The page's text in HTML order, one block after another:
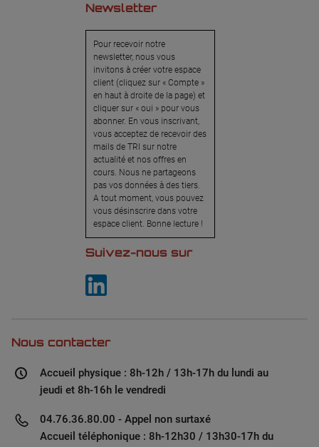
Newsletter
Pour recevoir notre
newsletter, nous vous
invitons à créer votre espace
client (cliquez sur « Compte »
en haut à droite de la page) et
cliquer sur « oui » pour vous
abonner. En vous inscrivant,
vous acceptez de recevoir des
mails de TRI sur notre
actualité et nos offres en
cours. Nous ne partageons
pas vos données à des tiers.
A tout moment, vous pouvez
vous désinscrire dans votre
espace client. Bonne lecture !
Suivez-nous sur
Nous contacter
Accueil physique : 8h-12h / 13h-17h du lundi au
jeudi et 8h-16h le vendredi
04.76.36.80.00 - Appel non surtaxé
Accueil téléphonique : 8h-12h30 / 13h30-17h du